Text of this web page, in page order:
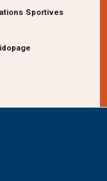
Sportives